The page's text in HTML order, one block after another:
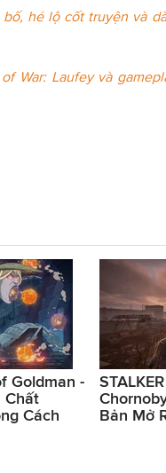
hé lộ cốt truyện và
War: Laufey và
Goldman -
Chất
Cách
Bản Mở